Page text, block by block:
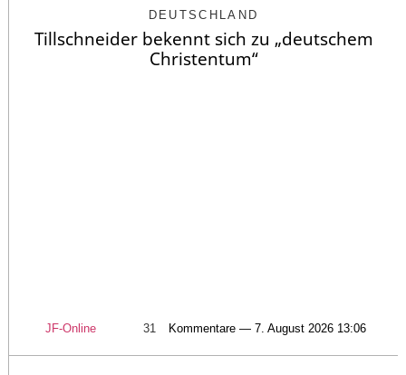
DEUTSCHLAND
Tillschneider bekennt sich zu „deutschem
Christentum“
JF-Online 31 Kommentare — 7. August 2026 13:06